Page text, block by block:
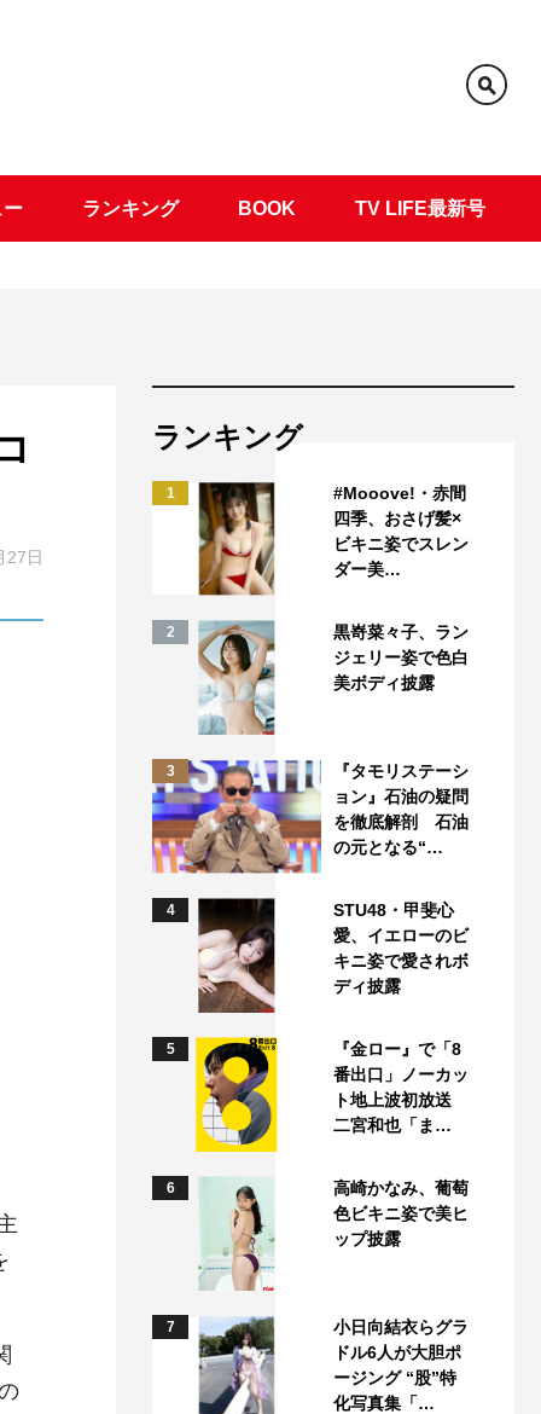
ー ランキング BOOK TV LIFE最新号
27日
ランキング
1
#Mooove!・赤間
四季、おさげ髪×
ビキニ姿でスレン
ダー美…
2
黒嵜菜々子、ラン
ジェリー姿で色白
美ボディ披露
3
『タモリステーシ
ョン』石油の疑問
を徹底解剖 石油
の元となる“…
4
STU48・甲斐心
愛、イエローのビ
キニ姿で愛されボ
ディ披露
5
『金ロー』で「8
番出口」ノーカッ
ト地上波初放送
二宮和也「ま…
6
高崎かなみ、葡萄
色ビキニ姿で美ヒ
ップ披露
7
小日向結衣らグラ
ドル6人が大胆ポ
ージング “股”特
化写真集「…